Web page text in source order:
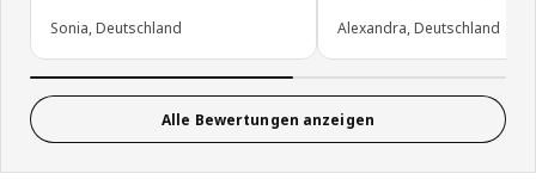
Sonia, Deutschland Alexandra, Deutschland
Alle Bewertungen anzeigen